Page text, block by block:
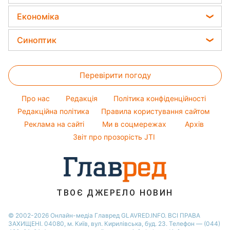
Новини Черкаси
Новини Житомира
Оптичні ілюзії
Ольга Сумська
Філіп Кіркоров
Олена Зеленська
Ані Лорак
Алла Пугачова
Максим Галкін
Настя Каменських
Салати
Прості страви
Легкі десерти
Усе про сало
Прибирання
Авто
Прання
Кімнатні рослини
Економіка
Ціни на продукти
Грошова допомога
Курс валют
Синоптик
Погода на сьогодні
Погода на завтра
Пилова буря
Перевірити погоду
Про нас Редакція
Політика конфіденційності
Редакційна політика
Правила користування сайтом
Реклама на сайті
Ми в соцмережах
Архів
Звіт про прозорість JTI
ТВОЄ ДЖЕРЕЛО НОВИН
© 2002-2026 Онлайн-медіа Главред GLAVRED.INFO. ВСІ ПРАВА
ЗАХИЩЕНІ. 04080, м. Київ, вул. Кирилівська, буд. 23. Телефон — (044)